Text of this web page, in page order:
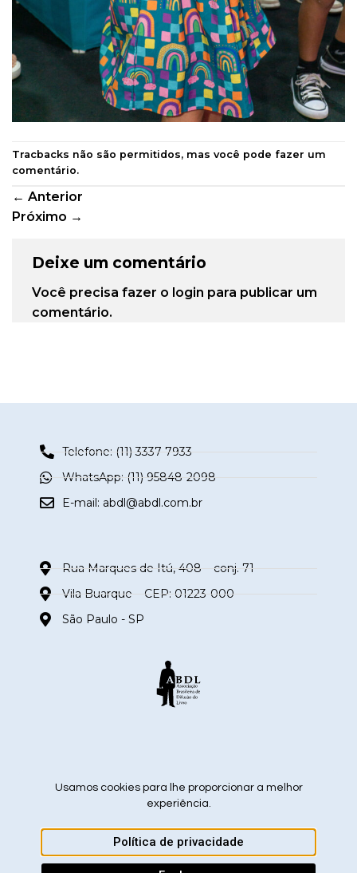
Tracbacks não são permitidos, mas você pode fazer um
comentário.
← Anterior
Próximo →
Deixe um comentário
Você precisa fazer o login para publicar um
comentário.
Telefone: (11) 3337-7933
WhatsApp: (11) 95848-2098
E-mail: abdl@abdl.com.br
Rua Marques de Itú, 408 – conj. 71
Vila Buarque – CEP: 01223-000
São Paulo - SP
siga nas redes sociais
ABDL – Associação Brasileira de Difusão do Livro 2026 ©
CRIADO POR BROTH3RS
Usamos cookies para lhe proporcionar a melhor
experiência.
Política de privacidade